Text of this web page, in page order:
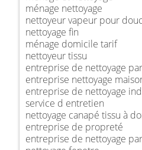
ménage nettoyage
nettoyeur vapeur pour
nettoyage fin
ménage domicile tarif
nettoyeur tissu
entreprise de nettoyage
entreprise nettoyage
entreprise de nettoyage
service d entretien
nettoyage canapé tissu à
entreprise de propreté
entreprise de nettoyage